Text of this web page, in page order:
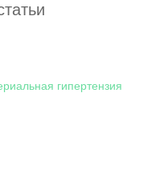
гипертензия